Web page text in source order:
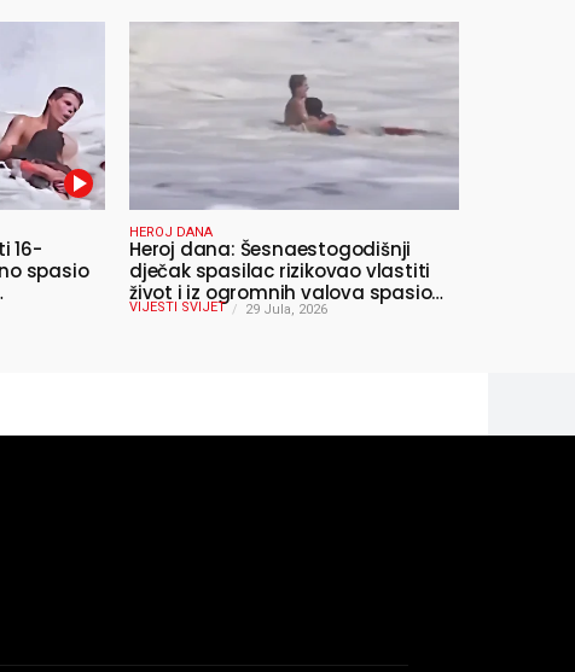
16-
spasio
HEROJ DANA
Heroj dana: Šesnaestogodišnji
dječak spasilac rizikovao vlastiti
život i iz ogromnih valova spasio
10-godišnjeg dječaka
VIJESTI SVIJET 29 Jula, 2026